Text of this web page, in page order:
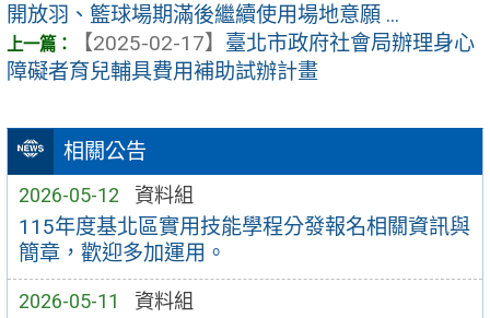
相關公告
2026-05-12 資料組
115年度基北區實用技能學程分發報名相關資訊與
簡章，歡迎多加運用。
2026-05-11 資料組
開放羽、籃球場期滿後繼續使用場地意願 ...
【2025-02-17】 臺北市政府社會局辦理身心
障礙者育兒輔具費用補助試辦計畫